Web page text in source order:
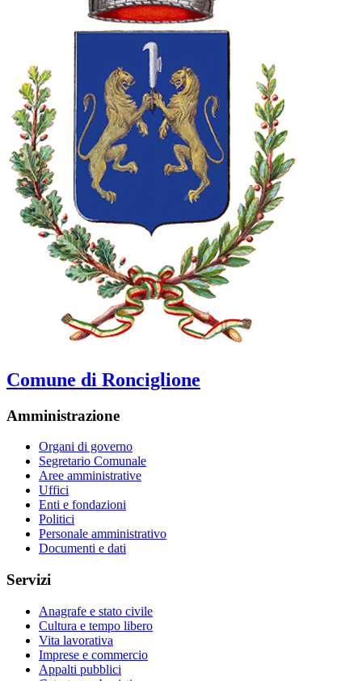
Comune di Ronciglione
Amministrazione
Organi di governo
Segretario Comunale
Aree amministrative
Uffici
Enti e fondazioni
Politici
Personale amministrativo
Documenti e dati
Servizi
Anagrafe e stato civile
Cultura e tempo libero
Vita lavorativa
Imprese e commercio
Appalti pubblici